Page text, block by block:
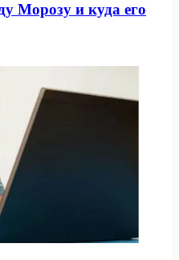
Морозу и куда его